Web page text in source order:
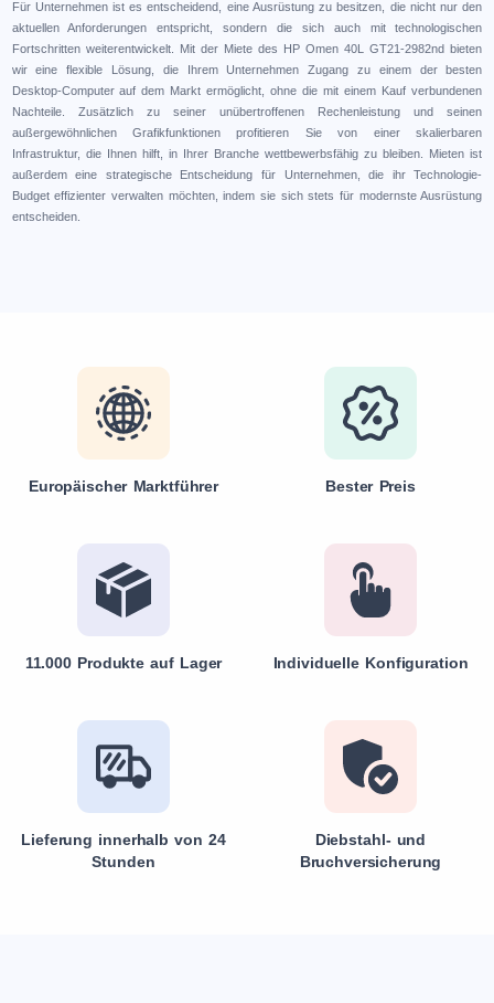
Für Unternehmen ist es entscheidend, eine Ausrüstung zu besitzen, die nicht nur den
aktuellen Anforderungen entspricht, sondern die sich auch mit technologischen
Fortschritten weiterentwickelt. Mit der Miete des HP Omen 40L GT21-2982nd bieten
wir eine flexible Lösung, die Ihrem Unternehmen Zugang zu einem der besten
Desktop-Computer auf dem Markt ermöglicht, ohne die mit einem Kauf verbundenen
Nachteile. Zusätzlich zu seiner unübertroffenen Rechenleistung und seinen
außergewöhnlichen Grafikfunktionen profitieren Sie von einer skalierbaren
Infrastruktur, die Ihnen hilft, in Ihrer Branche wettbewerbsfähig zu bleiben. Mieten ist
außerdem eine strategische Entscheidung für Unternehmen, die ihr Technologie-
Budget effizienter verwalten möchten, indem sie sich stets für modernste Ausrüstung
entscheiden.
Europäischer Marktführer Bester Preis
11.000 Produkte auf Lager Individuelle Konfiguration
Lieferung innerhalb von 24
Stunden
Diebstahl- und
Bruchversicherung